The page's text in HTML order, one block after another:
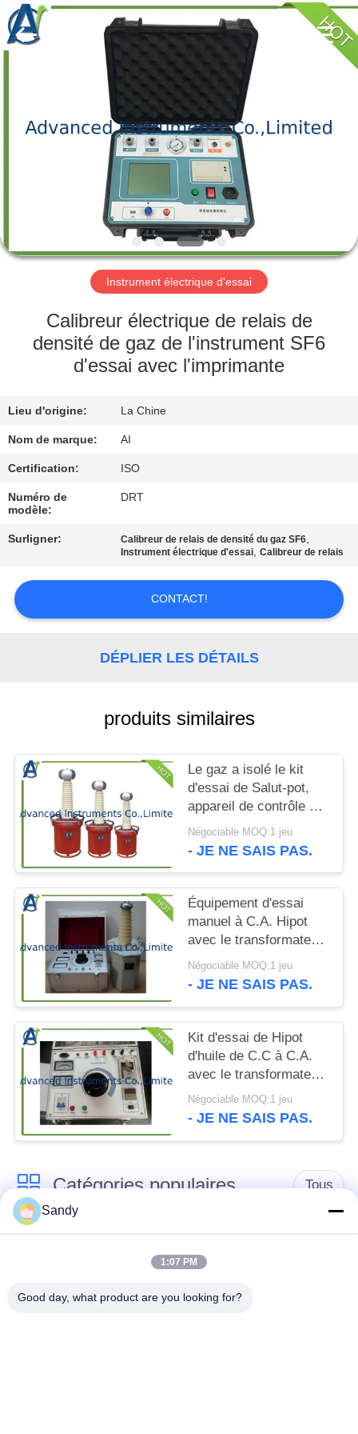
PRODUITS
DE
NOUS
VISITE
D'USINE
DE
QUALITÉ
CONTACTEZ-
NOUS
CAS
CITATION
PLAN
SITE
PRIVACY
POLICY
2026
Advanced
Instruments
Co.,Limited.
All
Instrument électrique d'essai
Calibreur électrique de relais de
densité de gaz de l'instrument SF6
d'essai avec l'imprimante
Lieu d'origine: La Chine
Nom de marque: AI
Certification: ISO
Numéro de
modèle:
DRT
Surligner: Calibreur de relais de densité du gaz SF6,
Instrument électrique d'essai,Calibreur de relais
CONTACT!
DÉPLIER LES DÉTAILS
produits similaires
Le gaz a isolé le kit
d'essai de Salut-pot,
appareil de contrôle de
tension de tenue de
fréquence de
Négociable MOQ:1 jeu
- JE NE SAIS PAS.
Équipement d'essai
manuel à C.A. Hipot
avec le transformateur
rempli d'huile de HT
Négociable MOQ:1 jeu
- JE NE SAIS PAS.
Kit d'essai de Hipot
d'huile de C.C à C.A.
avec le transformateur
de HT rempli de l'huile
d'isolation
Négociable MOQ:1 jeu
- JE NE SAIS PAS.
Catégories populaires Tous
Équipement de test
Équipement de test
d'huile
Équipement d'essai
Machine d'essai de
Sandy
1:07 PM
Good day, what product are you looking for?